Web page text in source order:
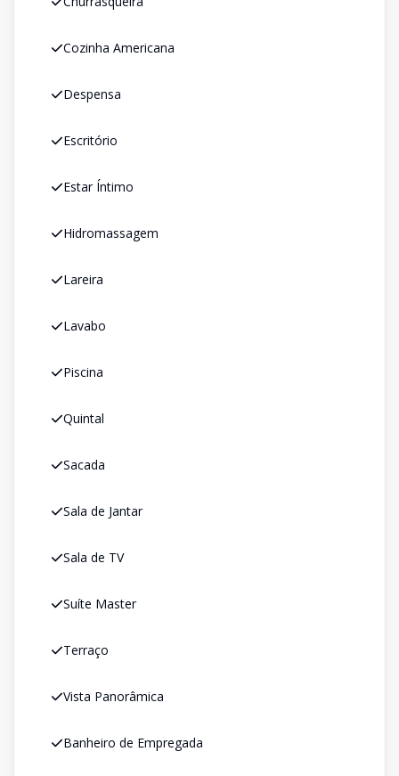
Cozinha Americana
Despensa
Escritório
Estar Íntimo
Hidromassagem
Lareira
Lavabo
Piscina
Quintal
Sacada
Sala de Jantar
Sala de TV
Suíte Master
Terraço
Vista Panorâmica
Banheiro de Empregada